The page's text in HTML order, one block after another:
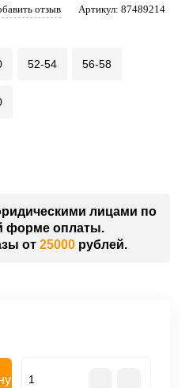
отзыв Артикул: 87489214
52-54 56-58
лицами по
форме оплаты.
от 25000рублей.